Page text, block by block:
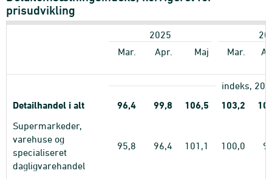
prisudvikling
2025
Mar.
Apr. Maj Mar.
indeks,
Detailhandel i alt 96,4 99,8 106,5 103,2
Supermarkeder,
varehuse og
specialiseret
dagligvarehandel
95,8 96,4 101,1 100,0